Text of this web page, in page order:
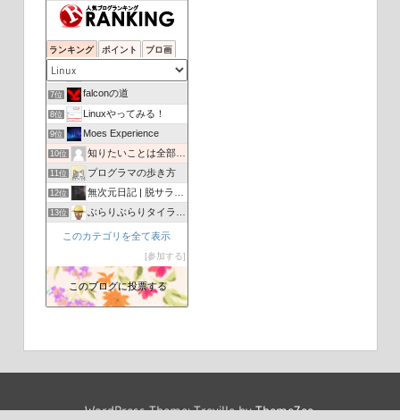
ランキング ポイント ブロ画
3位 放射能の暇人の暇なブログ
5位 Linux (old) Newbies
6位
7位 falconの道
8位 Linuxやってみる！
9位 Moes Experience
10位 知りたいことは全部教えてあげる
11位 プログラマの歩き方
12位 無次元日記 | 脱サラ、転職、副収入のためのブログ
13位 ぶらりぶらりタイランド
14位 Salon de Astronomy（星空を楽しむ部屋）
ほぷぅのＰＣまとめ
16位 ウラの裏
17位 WordPress on LAMPサーバー
このカテゴリを全て表示
参加する
このブログに投票する
WordPress Theme: Treville byThemeZee.